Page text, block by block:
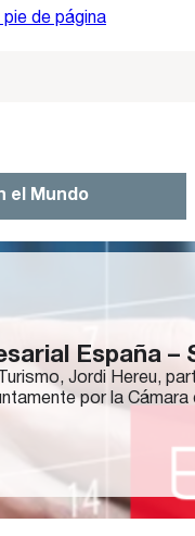
de página
el Mundo
España –
Jordi Hereu,
por la